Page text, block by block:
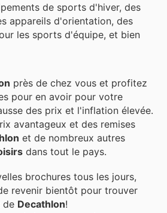
de sports d'hiver, des
appareils d'orientation, des
les sports d'équipe, et bien
près de chez vous et profitez
pour en avoir pour votre
des prix et l'inflation élevée.
avantageux et des remises
et de nombreux autres
dans tout le pays.
brochures tous les jours,
revenir bientôt pour trouver
de Decathlon!